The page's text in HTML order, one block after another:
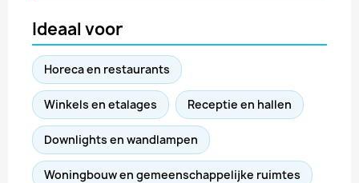
Ideaal voor
Horeca en restaurants
Winkels en etalages Receptie en hallen
Downlights en wandlampen
Woningbouw en gemeenschappelijke ruimtes